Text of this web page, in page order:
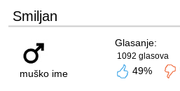
Smiljan
muško ime
Glasanje:
1092 glasova
49%